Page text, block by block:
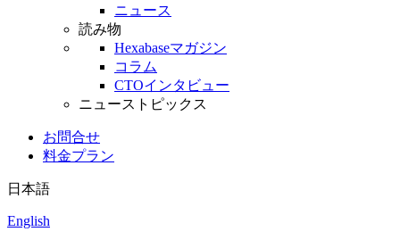
ニュース
読み物
Hexabaseマガジン
コラム
CTOインタビュー
ニューストピックス
お問合せ
料金プラン
日本語
English